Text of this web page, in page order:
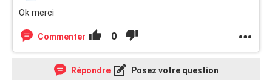
Ok merci
Commenter 0
Répondre Posez votre question